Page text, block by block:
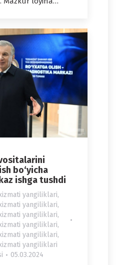
bo‘yicha
ishga tushdi
yangiliklari,
yangiliklari,
yangiliklari,
yangiliklari,
yangiliklari,
yangiliklari
05.03.2024